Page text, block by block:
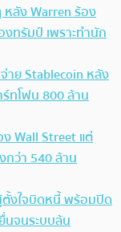
หลัง Warren ร้อง
ทรัมป์ เพราะทำนัก
าย Stablecoin หลัง
ร์ทโฟน 800 ล้าน
ง Wall Street แต่
ว่า 540 ล้าน
ตั้งใจบิดหนี้ พร้อมปิด
นจนระบบล้น